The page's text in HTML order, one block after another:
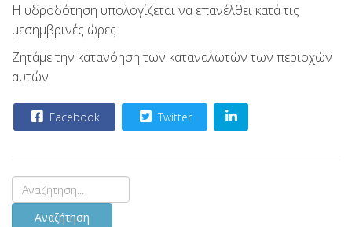
Η υδροδότηση υπολογίζεται να επανέλθει κατά τις
μεσημβρινές ώρες
Ζητάμε την κατανόηση των καταναλωτών των περιοχών
αυτών
Facebook Twitter
Αναζήτηση